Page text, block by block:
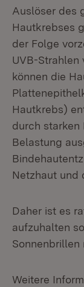
Auslöser des
Hautkrebses
der Folge
UVB-Strahlen
können die
Hautkrebs)
durch starken
Belastung
Netzhaut und
Daher ist es
aufzuhalten
Sonnenbrillen
Weitere